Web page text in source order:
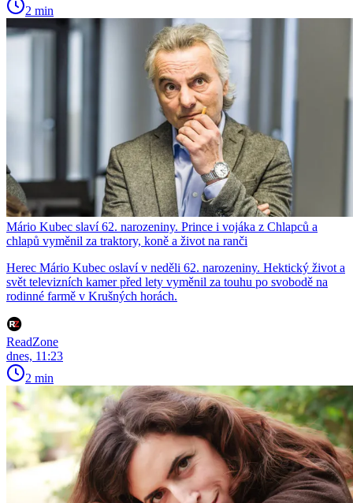
2 min
Mário Kubec slaví 62. narozeniny. Prince i vojáka z Chlapců a
chlapů vyměnil za traktory, koně a život na ranči
Herec Mário Kubec oslaví v neděli 62. narozeniny. Hektický život a
svět televizních kamer před lety vyměnil za touhu po svobodě na
rodinné farmě v Krušných horách.
ReadZone
dnes, 11:23
2 min